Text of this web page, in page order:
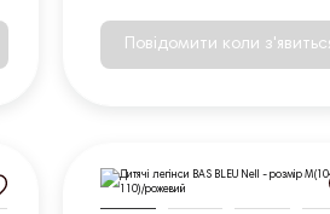
Повідомити коли